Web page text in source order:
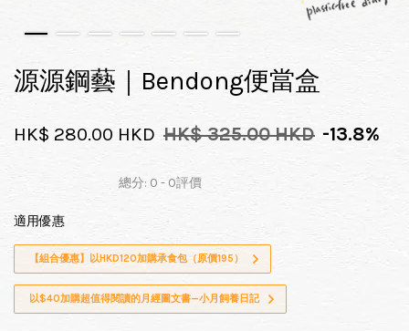
源源鋼藝｜Bendong便當盒
HK$ 280.00 HKD HK$ 325.00 HKD -13.8%
總分: 0 - 0評價
適用優惠
【組合優惠】以HKD120加購承食包（原價195）
以$40加購超值得閱讀的月經圖文書—小月飼養日記